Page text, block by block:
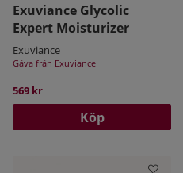
Exuviance Glycolic
Expert Moisturizer
Exuviance
Gåva från Exuviance
569 kr
Köp